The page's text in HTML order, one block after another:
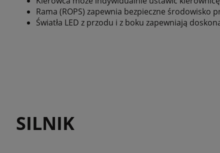
Rama (ROPS) zapewnia bezpieczne środowisko
Światła LED z przodu i z boku zapewniają
SILNIK